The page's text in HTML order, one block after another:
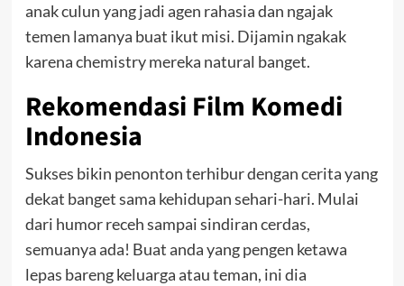
anak culun yang jadi agen rahasia dan ngajak
temen lamanya buat ikut misi. Dijamin ngakak
karena chemistry mereka natural banget.
Rekomendasi Film Komedi
Indonesia
Sukses bikin penonton terhibur dengan cerita yang
dekat banget sama kehidupan sehari-hari. Mulai
dari humor receh sampai sindiran cerdas,
semuanya ada! Buat anda yang pengen ketawa
lepas bareng keluarga atau teman, ini dia